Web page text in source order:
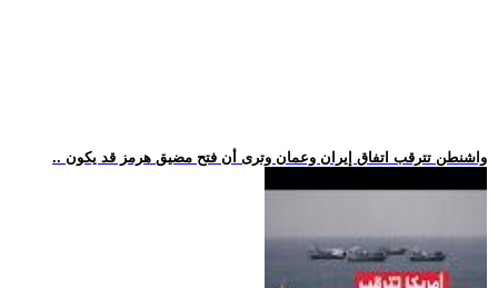
.. واشنطن تترقب اتفاق إيران وعمان وترى أن فتح مضيق هرمز قد يكون